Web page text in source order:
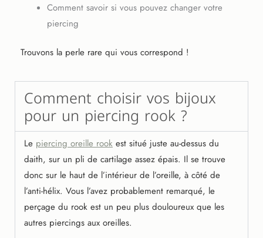
Comment savoir si vous pouvez changer votre
piercing
Trouvons la perle rare qui vous correspond !
Comment choisir vos bijoux
pour un piercing rook ?
Le piercing oreille rook est situé juste au-dessus du
daith, sur un pli de cartilage assez épais. Il se trouve
donc sur le haut de l’intérieur de l’oreille, à côté de
l’anti-hélix. Vous l’avez probablement remarqué, le
perçage du rook est un peu plus douloureux que les
autres piercings aux oreilles.